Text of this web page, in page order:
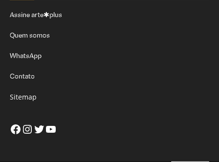
Assine arte✱plus
Quem somos
WhatsApp
Contato
Sitemap
Facebook
Instagram
Twitter
Youtube